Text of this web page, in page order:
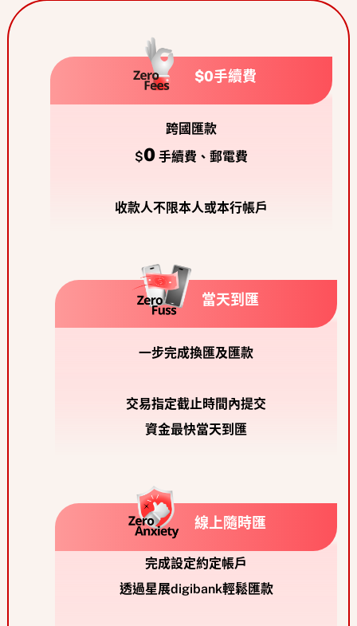
$0手續費
跨國匯款
$0 手續費、郵電費
收款人不限本人或本行帳戶
當天到匯
一步完成換匯及匯款
交易指定截止時間內提交
資金最快當天到匯
線上隨時匯
完成設定約定帳戶
透過星展digibank輕鬆匯款